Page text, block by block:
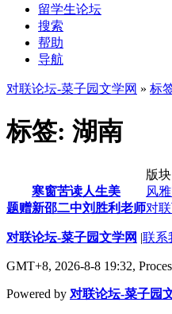
留学生论坛
搜索
帮助
导航
对联论坛-菜子园文学网 » 标
标签: 湖南
版块
寒窗苦读人生美
风
题赠新邵二中刘胜利老师对
对联论坛-菜子园文学网 |联系
GMT+8, 2026-8-8 19:32,
Powered by 对联论坛-菜子园